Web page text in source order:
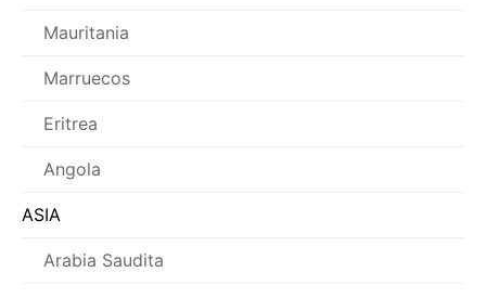
Mauritania
Marruecos
Eritrea
Angola
ASIA
Arabia Saudita